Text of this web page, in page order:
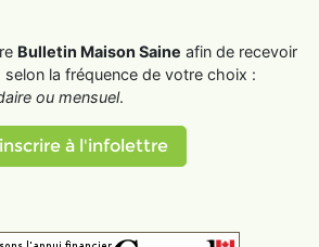
Bulletin Maison Saine afin de recevoir
selon la fréquence de votre choix :
ou mensuel.
à l'infolettre